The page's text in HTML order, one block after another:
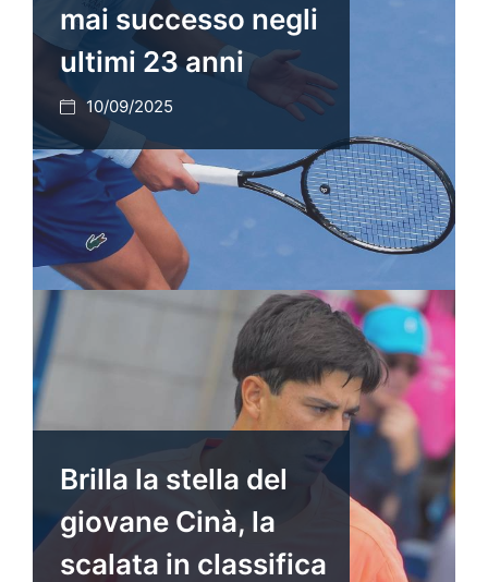
mai successo negli
ultimi 23 anni
10/09/2025
Brilla la stella del
giovane Cinà, la
scalata in classifica